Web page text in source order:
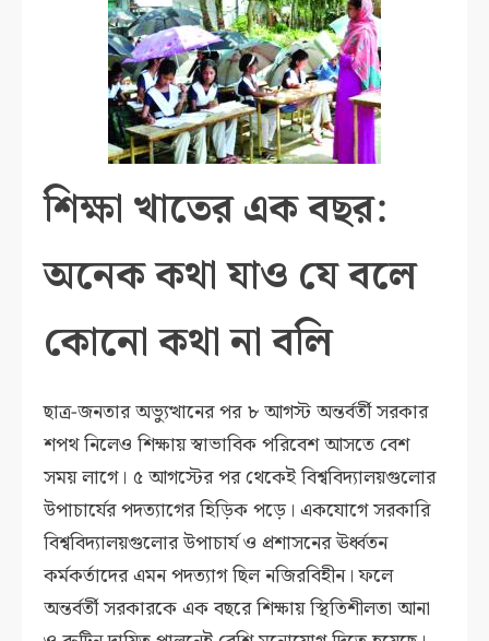
শিক্ষা খাতের এক বছর:
অনেক কথা যাও যে বলে
কোনো কথা না বলি
ছাত্র-জনতার অভ্যুত্থানের পর ৮ আগস্ট অন্তর্বর্তী সরকার
শপথ নিলেও শিক্ষায় স্বাভাবিক পরিবেশ আসতে বেশ
সময় লাগে। ৫ আগস্টের পর থেকেই বিশ্ববিদ্যালয়গুলোর
উপাচার্যের পদত্যাগের হিড়িক পড়ে। একযোগে সরকারি
বিশ্ববিদ্যালয়গুলোর উপাচার্য ও প্রশাসনের ঊর্ধ্বতন
কর্মকর্তাদের এমন পদত্যাগ ছিল নজিরবিহীন। ফলে
অন্তর্বর্তী সরকারকে এক বছরে শিক্ষায় স্থিতিশীলতা আনা